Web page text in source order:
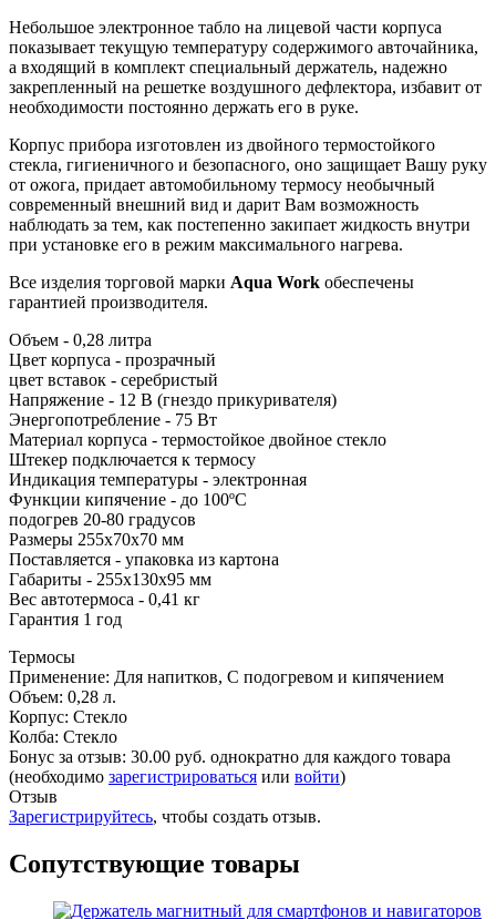
Небольшое электронное табло на лицевой части корпуса
показывает текущую температуру содержимого авточайника,
а входящий в комплект специальный держатель, надежно
закрепленный на решетке воздушного дефлектора, избавит от
необходимости постоянно держать его в руке.
Корпус прибора изготовлен из двойного термостойкого
стекла, гигиеничного и безопасного, оно защищает Вашу руку
от ожога, придает автомобильному термосу необычный
современный внешний вид и дарит Вам возможность
наблюдать за тем, как постепенно закипает жидкость внутри
при установке его в режим максимального нагрева.
Все изделия торговой марки Aqua Work обеспечены
гарантией производителя.
Объем - 0,28 литра
Цвет корпуса - прозрачный
цвет вставок - серебристый
Напряжение - 12 В (гнездо прикуривателя)
Энергопотребление - 75 Вт
Материал корпуса - термостойкое двойное стекло
Штекер подключается к термосу
Индикация температуры - электронная
Функции кипячение - до 100ºС
подогрев 20-80 градусов
Размеры 255x70x70 мм
Поставляется - упаковка из картона
Габариты - 255x130x95 мм
Вес автотермоса - 0,41 кг
Гарантия 1 год
Термосы
Применение: Для напитков, С подогревом и кипячением
Объем: 0,28 л.
Корпус: Стекло
Колба: Стекло
Бонус за отзыв: 30.00 руб. однократно для каждого товара
(необходимо зарегистрироваться или войти)
Отзыв
Зарегистрируйтесь, чтобы создать отзыв.
Сопутствующие товары